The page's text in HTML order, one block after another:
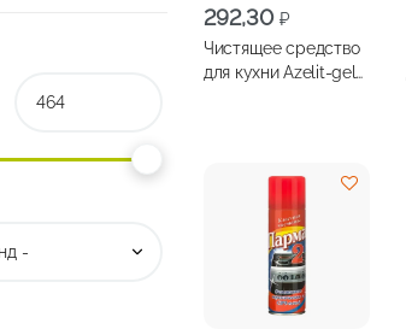
292,30 ₽
Чистящее средство
для кухни Azelit-gel